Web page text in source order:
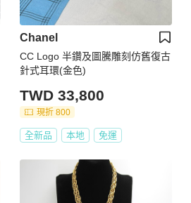
Chanel
CC Logo 半鑽及圖騰雕刻仿舊復古
針式耳環(金色)
TWD 33,800
現折 800
全新品 本地 免運